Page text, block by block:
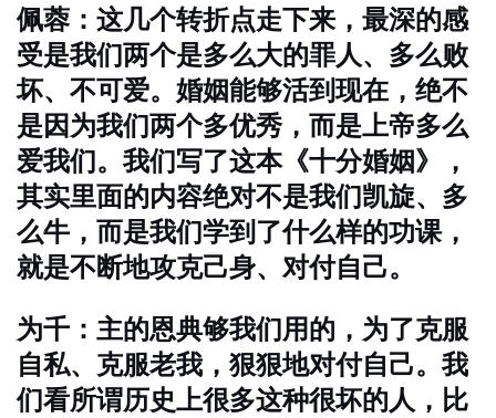
佩蓉：这几个转折点走下来，最深的感
受是我们两个是多么大的罪人、多么败
坏、不可爱。婚姻能够活到现在，绝不
是因为我们两个多优秀，而是上帝多么
爱我们。我们写了这本《十分婚姻》，
其实里面的内容绝对不是我们凯旋、多
么牛，而是我们学到了什么样的功课，
就是不断地攻克己身、对付自己。
为千：主的恩典够我们用的，为了克服
自私、克服老我，狠狠地对付自己。我
们看所谓历史上很多这种很坏的人，比